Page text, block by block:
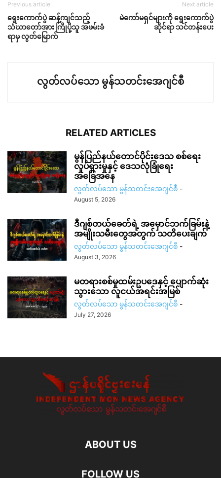
Previous article
ရွေးကောက်ပွဲ ဆန့်ကျင်သည့်
သံဃာတော်အား ကြိုပို့သူ အဖမ်းခံ
ရာမှ လွတ်မြောက်
Next article
မဲကော်မရှင်များကို ရွေးကောက်ပွဲ
ဆိုင်ရာ သင်တန်းပေး
လွတ်လပ်သော မွန်သတင်းအေဂျင်စီ
RELATED ARTICLES
မွန်ပြည်နယ်တောင်ပိုင်းဒေသ စစ်ရေး
လှုပ်ရှားမှုနှင့် ဒေသလုံခြုံရေး
အခြေအနေ
လွတ်လပ်သော မွန်သတင်းအေဂျင်စီ -
August 5, 2026
ဒီဂျစ်တယ်ခေတ်ရဲ့ အမှောင်ဘက်ခြမ်းနဲ့
အမျိုးသမီးတွေအတွက် သတိပေးချက်
လွတ်လပ်သော မွန်သတင်းအေဂျင်စီ -
August 3, 2026
မတရားစစ်မှုထမ်းဥပဒေနှင့် ပျောက်ဆုံး
သွားသော လူငယ်အရင်းအမြစ်
လွတ်လပ်သော မွန်သတင်းအေဂျင်စီ -
July 27, 2026
ABOUT US
FOLLOW US